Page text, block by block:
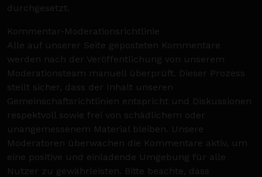
durchgesetzt.
Kommentar-Moderationsrichtlinie
Alle auf unserer Seite geposteten Kommentare
werden nach der Veröffentlichung von unserem
Moderationsteam manuell überprüft. Dieser Prozess
stellt sicher, dass der Inhalt unseren
Gemeinschaftsrichtlinien entspricht und Diskussionen
respektvoll sowie frei von schädlichem oder
unangemessenem Material bleiben. Unsere
Moderatoren überwachen die Kommentare aktiv, um
eine positive und einladende Umgebung für alle
Nutzer zu gewährleisten. Bitte beachte, dass